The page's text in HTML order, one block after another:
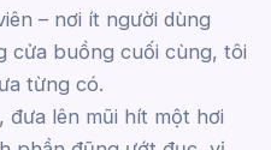
– nơi ít người dùng
cửa buồng cuối cùng, tôi
từng có.
lên mũi hít một hơi